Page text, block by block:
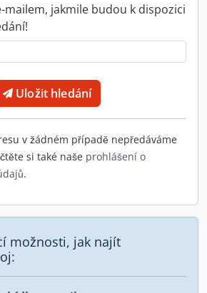
mailem, jakmile budou k dispozici
Uložit hledání
v žádném případě nepředáváme
si také naše prohlášení o
.
možnosti, jak najít